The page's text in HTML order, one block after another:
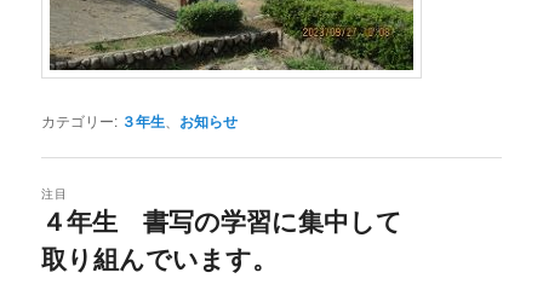
カテゴリー: ３年生 お知らせ
４年生 書写の学習に集中して
取り組んでいます。
注目